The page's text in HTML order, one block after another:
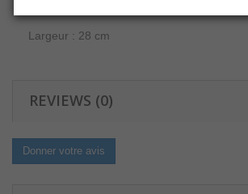
Largeur : 28 cm
REVIEWS (0)
Donner votre avis